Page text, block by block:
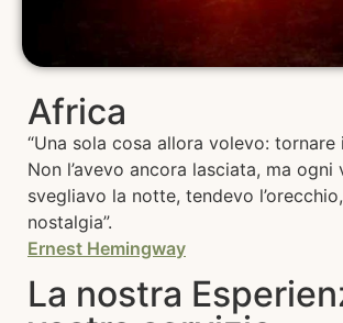
Africa
“Una sola cosa allora volevo: tornare
Non l’avevo ancora lasciata, ma ogni
svegliavo la notte, tendevo
nostalgia”.
Ernest Hemingway
La nostra